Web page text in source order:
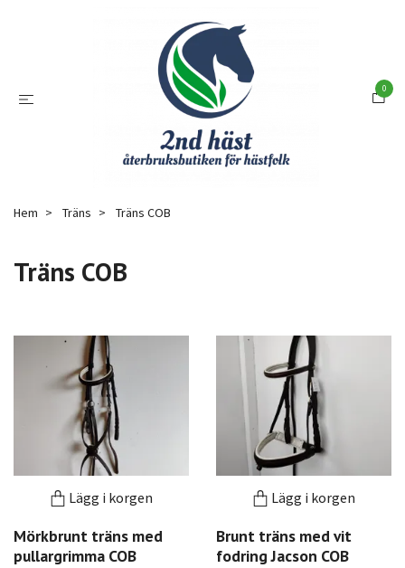
0
Hem Träns Träns COB
Träns COB
Lägg i korgen
Mörkbrunt träns med
pullargrimma COB
Lägg i korgen
Brunt träns med vit
fodring Jacson COB